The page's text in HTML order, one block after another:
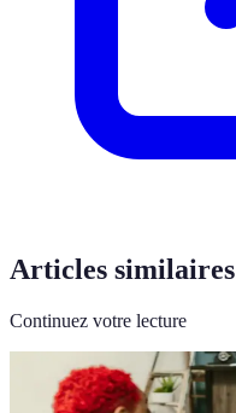
Articles similaires
Continuez votre lecture